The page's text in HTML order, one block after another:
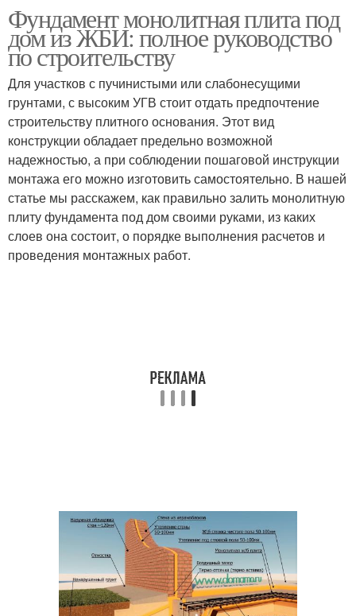
Плиты для надежности Дешёвый плита
Бетонные плиты Железобетонная плита
Фундамент монолитная плита под
дом из ЖБИ: полное руководство
по строительству
Для участков с пучинистыми или слабонесущими
грунтами, с высоким УГВ стоит отдать предпочтение
строительству плитного основания. Этот вид
конструкции обладает предельно возможной
надежностью, а при соблюдении пошаговой инструкции
монтажа его можно изготовить самостоятельно. В нашей
статье мы расскажем, как правильно залить монолитную
плиту фундамента под дом своими руками, из каких
слоев она состоит, о порядке выполнения расчетов и
проведения монтажных работ.